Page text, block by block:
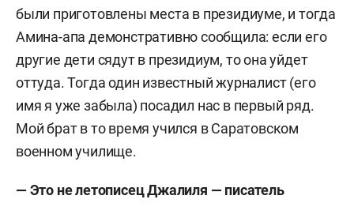
были приготовлены места в президиуме, и тогда
Амина-апа демонстративно сообщила: если его
другие дети сядут в президиум, то она уйдет
оттуда. Тогда один известный журналист (его
имя я уже забыла) посадил нас в первый ряд.
Мой брат в то время учился в Саратовском
военном училище.
— Это не летописец Джалиля — писатель